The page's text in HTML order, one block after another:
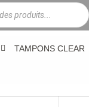
TAMPONS CLEAR